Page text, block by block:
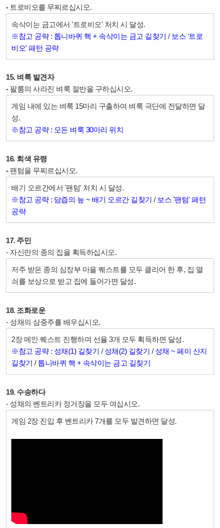
- 트로비오를 무찌르십시오.
속삭이는 금고에서 '트로비오' 처치 시 달성.
※참고 공략 : 톱니바퀴 핵 + 속삭이는 금고 길찾기 / 보스 '트로
비오' 패턴 공략
15. 벼룩 발견자
- 팔룸의 사라진 벼룩 절반을 구하십시오.
게임 내에 있는 벼룩 15마리 구출하여 벼룩 극단에 전달하면 달
성.
※참고 공략 : 모든 벼룩 30마리 위치
16. 회색 유령
-팬텀을 무찌르십시오.
배기 오르간에서 '팬텀' 처치 시 달성.
※참고 공략 : 담즙의 늪 ~ 배기 오르간 길찾기 / 보스 '팬텀' 패턴
공략
17. 주민
- 자신만의 종의 집을 획득하십시오.
저주 받은 종의 심장부 마을 퀘스트를 모두 클리어 한 후, 집 열
쇠를 보상으로 받고 집에 들어가면 달성.
18. 조화로운
- 성채의 삼중주를 배우십시오.
2장 메인 퀘스트 진행하며 선율 3개 모두 획득하면 달성.
※참고 공략 : 성채(1) 길찾기 / 성채(2) 길찾기 / 성채 ~ 페이 산지
길찾기 / 톱니바퀴 핵 + 속삭이는 금고 길찾기
19. 수송하다
- 성채의 벤트리카 정거장을 모두 여십시오.
게임 2장 진입 후 벤트리카 7개를 모두 발견하면 달성.